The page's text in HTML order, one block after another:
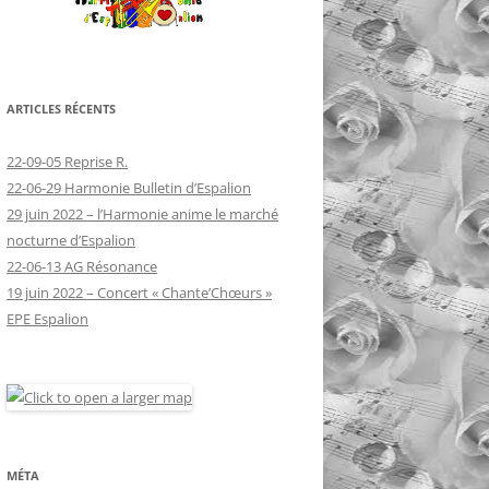
ARTICLES RÉCENTS
22-09-05 Reprise R.
22-06-29 Harmonie Bulletin d’Espalion
29 juin 2022 – l’Harmonie anime le marché
nocturne d’Espalion
22-06-13 AG Résonance
19 juin 2022 – Concert « Chante’Chœurs »
EPE Espalion
MÉTA